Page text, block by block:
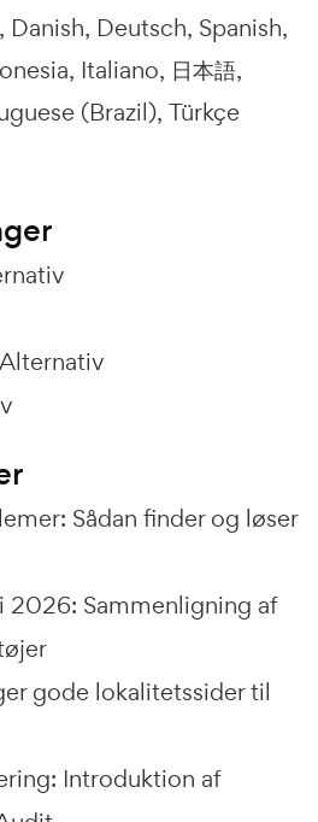
Danish Deutsch Spanish
Italiano 日本語
(Brazil) Türkçe
Sådan finder og løser
2026: Sammenligning af
gode lokalitetssider til
Introduktion af